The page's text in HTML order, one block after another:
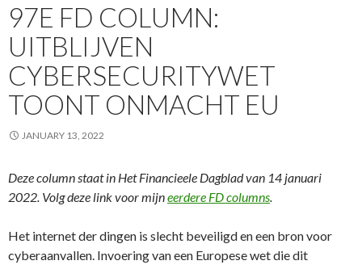
97E FD COLUMN:
UITBLIJVEN
CYBERSECURITYWET
TOONT ONMACHT EU
JANUARY 13, 2022
Deze column staat in Het Financieele Dagblad van 14 januari
2022. Volg deze link voor mijneerdere FD columns.
Het internet der dingen is slecht beveiligd en een bron voor
cyberaanvallen. Invoering van een Europese wet die dit